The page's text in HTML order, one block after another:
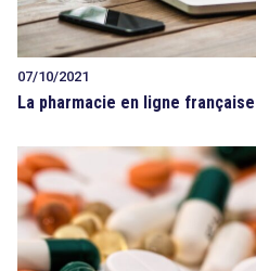
07/10/2021
La pharmacie en ligne